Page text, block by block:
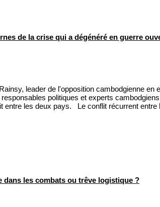
de la crise qui a dégénéré en guerre
leader de l'opposition cambodgienne
politiques et experts
entre les deux pays. Le conflit récurrent entre
dans les combats ou trêve logistique ?